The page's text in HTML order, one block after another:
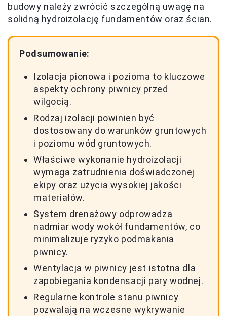
budowy należy zwrócić szczególną uwagę na
solidną hydroizolację fundamentów oraz ścian.
Podsumowanie:
Izolacja pionowa i pozioma to kluczowe
aspekty ochrony piwnicy przed
wilgocią.
Rodzaj izolacji powinien być
dostosowany do warunków gruntowych
i poziomu wód gruntowych.
Właściwe wykonanie hydroizolacji
wymaga zatrudnienia doświadczonej
ekipy oraz użycia wysokiej jakości
materiałów.
System drenażowy odprowadza
nadmiar wody wokół fundamentów, co
minimalizuje ryzyko podmakania
piwnicy.
Wentylacja w piwnicy jest istotna dla
zapobiegania kondensacji pary wodnej.
Regularne kontrole stanu piwnicy
pozwalają na wczesne wykrywanie